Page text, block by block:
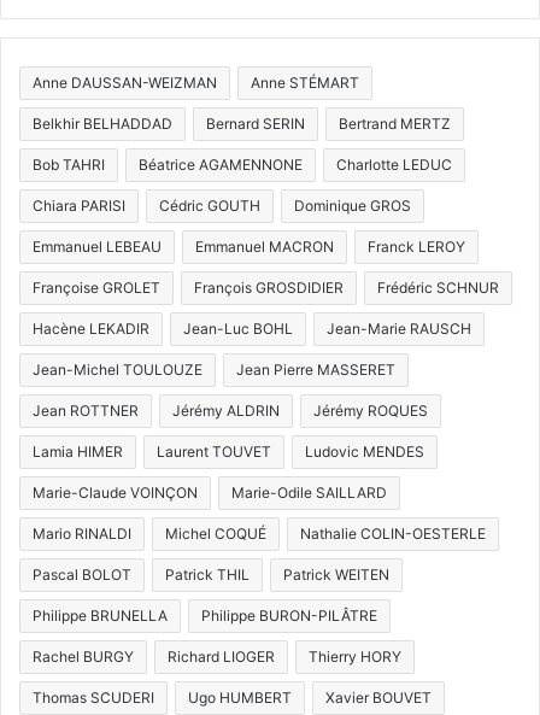
Anne DAUSSAN-WEIZMAN Anne STÉMART
Belkhir BELHADDAD Bernard SERIN Bertrand MERTZ
Bob TAHRI Béatrice AGAMENNONE Charlotte LEDUC
Chiara PARISI Cédric GOUTH Dominique GROS
Emmanuel LEBEAU Emmanuel MACRON Franck LEROY
Françoise GROLET François GROSDIDIER Frédéric SCHNUR
Hacène LEKADIR Jean-Luc BOHL Jean-Marie RAUSCH
Jean-Michel TOULOUZE Jean Pierre MASSERET
Jean ROTTNER Jérémy ALDRIN Jérémy ROQUES
Lamia HIMER Laurent TOUVET Ludovic MENDES
Marie-Claude VOINÇON Marie-Odile SAILLARD
Mario RINALDI Michel COQUÉ Nathalie COLIN-OESTERLE
Pascal BOLOT Patrick THIL Patrick WEITEN
Philippe BRUNELLA Philippe BURON-PILÂTRE
Rachel BURGY Richard LIOGER Thierry HORY
Thomas SCUDERI Ugo HUMBERT Xavier BOUVET